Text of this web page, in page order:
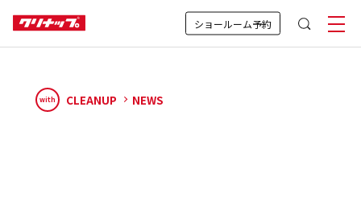
ショールーム予約
with CLEANUP NEWS